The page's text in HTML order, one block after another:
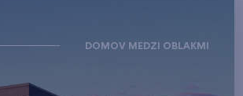
DOMOV MEDZI OBLAKMI